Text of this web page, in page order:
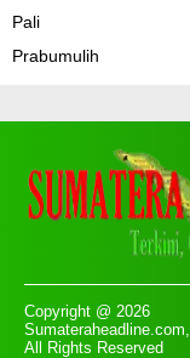
Pali
Prabumulih
Copyright @ 2026
Sumateraheadline.com,
All Rights Reserved